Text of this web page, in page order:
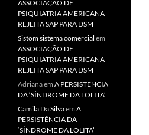
ASSOCIAÇÃO DE
PSIQUIATRIA AMERICANA
REJEITA SAP PARA DSM
Sistom sistema comercial em
ASSOCIAÇÃO DE
PSIQUIATRIA AMERICANA
REJEITA SAP PARA DSM
Adrianaem A PERSISTÊNCIA
DA ‘SÍNDROME DA LOLITA’
Camila Da Silvaem A
PERSISTÊNCIA DA
‘SÍNDROME DA LOLITA’